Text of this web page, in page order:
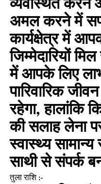
व्यवस्थित करने
अमल करने में
कार्यक्षेत्र में
जिम्मेदारियों
में आपके लिए
पारिवारिक
रहेगा, हालांकि
की सलाह लेना
स्वास्थ्य सामान्य
साथी से संपर्क
तुला राशि :-